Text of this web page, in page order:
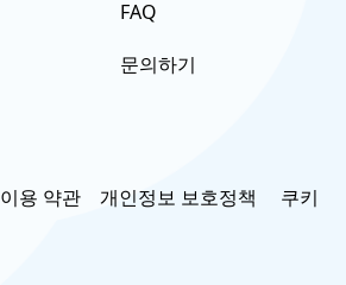
FAQ
문의하기
이용 약관 개인정보 보호정책 쿠키